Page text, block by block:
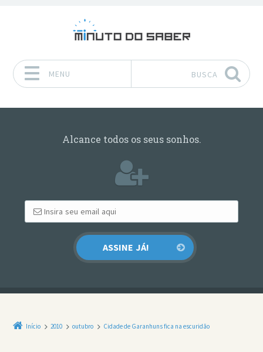
MENU BUSCA
Alcance todos os seus sonhos.
Início 2010 outubro Cidade de Garanhuns fica na escuridão